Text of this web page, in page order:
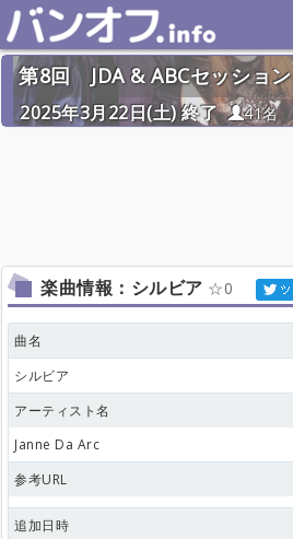
第8回 JDA & ABCセッション
2025年3月22日(土) 終了
41名
楽曲情報：シルビア 0
曲名
シルビア
アーティスト名
Janne Da Arc
参考URL
追加日時